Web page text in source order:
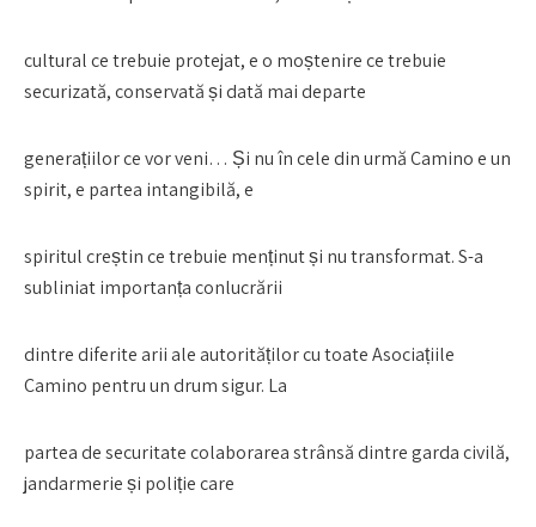
cultural ce trebuie protejat, e o moștenire ce trebuie
securizată, conservată și dată mai departe
generațiilor ce vor veni… Și nu în cele din urmă Camino e un
spirit, e partea intangibilă, e
spiritul creștin ce trebuie menținut și nu transformat. S-a
subliniat importanța conlucrării
dintre diferite arii ale autorităților cu toate Asociațiile
Camino pentru un drum sigur. La
partea de securitate colaborarea strânsă dintre garda civilă,
jandarmerie și poliție care